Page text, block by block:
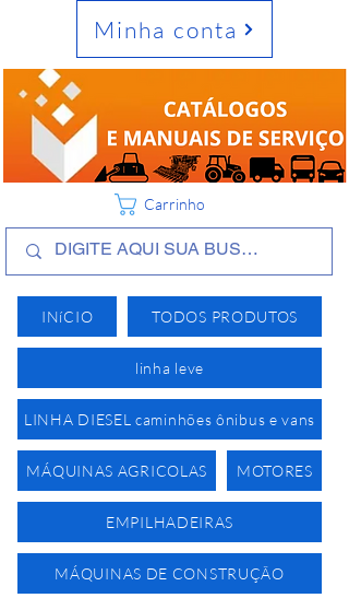
INíCIO TODOS PRODUTOS
linha leve
LINHA DIESEL caminhões ônibus e vans
MÁQUINAS AGRICOLAS MOTORES
EMPILHADEIRAS
MÁQUINAS DE CONSTRUÇÃO
Minha conta
Carrinho